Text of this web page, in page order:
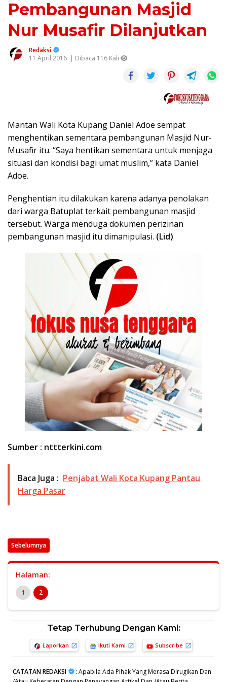
Pembangunan Masjid
Nur Musafir Dilanjutkan
Redaksi
11 April 2016 | Dibaca 116 Kali
Mantan Wali Kota Kupang Daniel Adoe sempat
menghentikan sementara pembangunan Masjid Nur-
Musafir itu. “Saya hentikan sementara untuk menjaga
situasi dan kondisi bagi umat muslim,” kata Daniel
Adoe.
Penghentian itu dilakukan karena adanya penolakan
dari warga Batuplat terkait pembangunan masjid
tersebut. Warga menduga dokumen perizinan
pembangunan masjid itu dimanipulasi. (Lid)
Sumber : nttterkini.com
Baca Juga : Penjabat Wali Kota Kupang Pantau
Harga Pasar
Sebelumnya
Halaman:
1 2
Tetap Terhubung Dengan Kami:
Laporkan Ikuti Kami Subscribe
CATATAN REDAKSI : Apabila Ada Pihak Yang Merasa Dirugikan Dan